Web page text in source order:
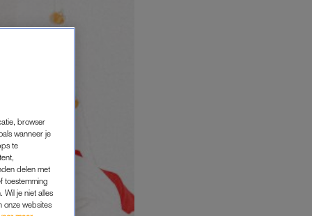
browser
wanneer je
te
delen met
toestemming
Wil je niet alles
onze websites